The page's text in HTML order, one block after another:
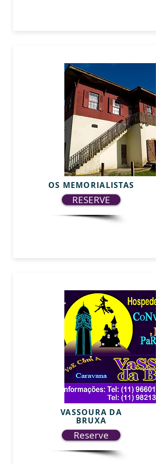
OS MEMORIALISTAS
RESERVE
VASSOURA DA
BRUXA
Reserve